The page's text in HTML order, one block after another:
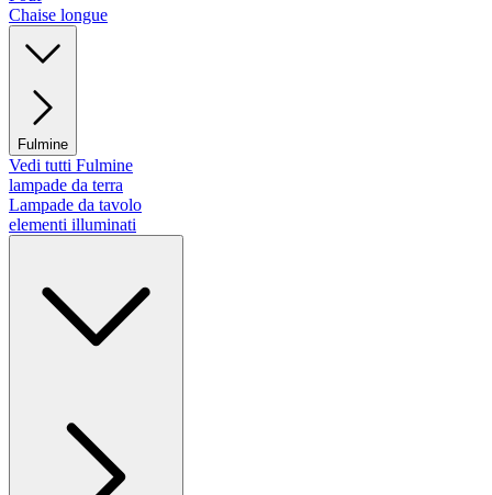
Chaise longue
Fulmine
Vedi tutti Fulmine
lampade da terra
Lampade da tavolo
elementi illuminati